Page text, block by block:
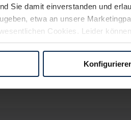
Sie damit einverstanden und
etwa an unsere
Cookies. Leider
Weg zu Ihrem Neuwagen